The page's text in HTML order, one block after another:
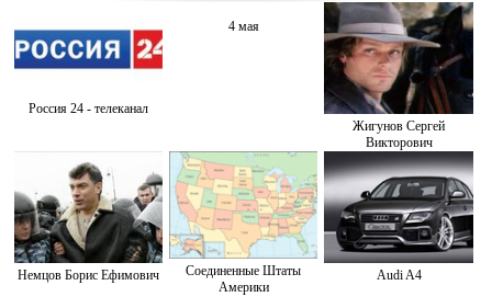
Россия 24 - телеканал
4 мая
Жигунов Сергей
Викторович
Немцов Борис Ефимович
Соединенные Штаты
Америки
Audi A4